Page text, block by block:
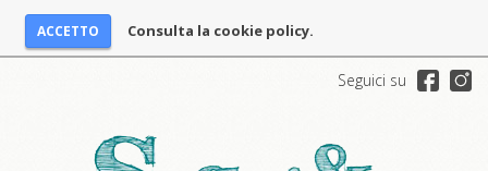
Consulta la cookie policy.
Seguici su